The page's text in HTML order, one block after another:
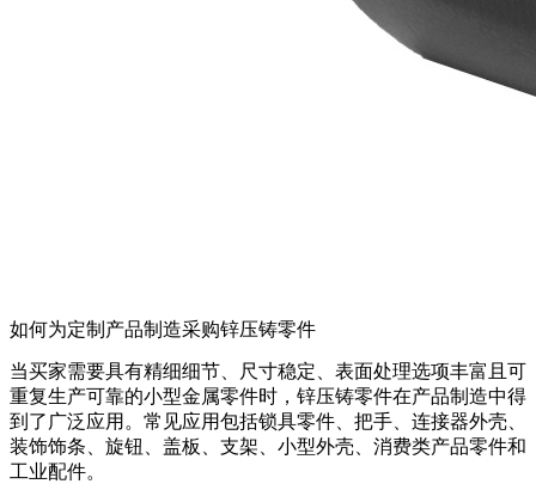
如何为定制产品制造采购锌压铸零件
当买家需要具有精细细节、尺寸稳定、表面处理选项丰富且可
重复生产可靠的小型金属零件时，锌压铸零件在产品制造中得
到了广泛应用。常见应用包括锁具零件、把手、连接器外壳、
装饰饰条、旋钮、盖板、支架、小型外壳、消费类产品零件和
工业配件。